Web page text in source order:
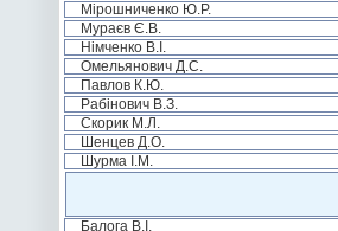
Мірошниченко Ю.Р.
Мураєв Є.В.
Німченко В.І.
Омельянович Д.С.
Павлов К.Ю.
Рабінович В.З.
Скорик М.Л.
Шенцев Д.О.
Шурма І.М.
Балога В.І.